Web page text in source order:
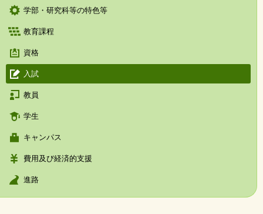
学部・研究科等の特色等
教育課程
資格
入試
教員
学生
キャンパス
費用及び経済的支援
進路